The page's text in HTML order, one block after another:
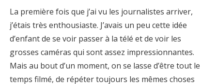
La première fois que j’ai vu les journalistes arriver,
j’étais très enthousiaste. J’avais un peu cette idée
d’enfant de se voir passer à la télé et de voir les
grosses caméras qui sont assez impressionnantes.
Mais au bout d’un moment, on se lasse d’être tout le
temps filmé, de répéter toujours les mêmes choses